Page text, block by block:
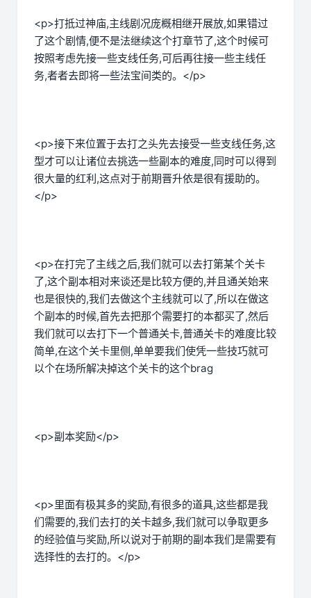
<p>打抵过神庙,主线剧况庞概相继开展放,如果错过
了这个剧情,便不是法继续这个打章节了,这个时候可
按照考虑先接一些支线任务,可后再往接一些主线任
务,者者去即将一些法宝间类的。</p>
<p>接下来位置于去打之头先去接受一些支线任务,这
型才可以让诸位去挑选一些副本的难度,同时可以得到
很大量的红利,这点对于前期晋升依是很有援助的。
</p>
<p>在打完了主线之后,我们就可以去打第某个关卡
了,这个副本相对来谈还是比较方便的,并且通关始来
也是很快的,我们去做这个主线就可以了,所以在做这
个副本的时候,首先去把那个需要打的本都买了,然后
我们就可以去打下一个普通关卡,普通关卡的难度比较
简单,在这个关卡里侧,单单要我们使凭一些技巧就可
以个在场所解决掉这个关卡的这个brag
<p>副本奖励</p>
<p>里面有极其多的奖励,有很多的道具,这些都是我
们需要的,我们去打的关卡越多,我们就可以争取更多
的经验值与奖励,所以说对于前期的副本我们是需要有
选择性的去打的。</p>